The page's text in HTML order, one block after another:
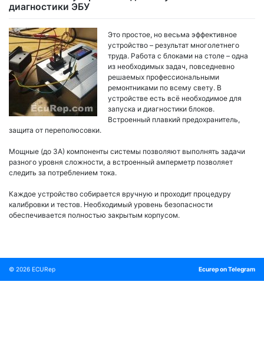
диагностики ЭБУ
Это простое, но весьма эффективное
устройство – результат многолетнего
труда. Работа с блоками на столе – одна
из необходимых задач, повседневно
решаемых профессиональными
ремонтниками по всему свету. В
устройстве есть всё необходимое для
запуска и диагностики блоков.
Встроенный плавкий предохранитель,
защита от переполюсовки.
Мощные (до 3А) компоненты системы позволяют выполнять задачи
разного уровня сложности, а встроенный амперметр позволяет
следить за потреблением тока.
Каждое устройство собирается вручную и проходит процедуру
калибровки и тестов. Необходимый уровень безопасности
обеспечивается полностью закрытым корпусом.
© 2026 ECURep Ecurep on Telegram